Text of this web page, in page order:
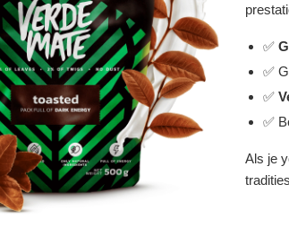
✅
✅
✅
✅
Als je